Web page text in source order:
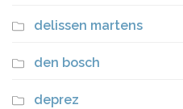
delissen martens
den bosch
deprez